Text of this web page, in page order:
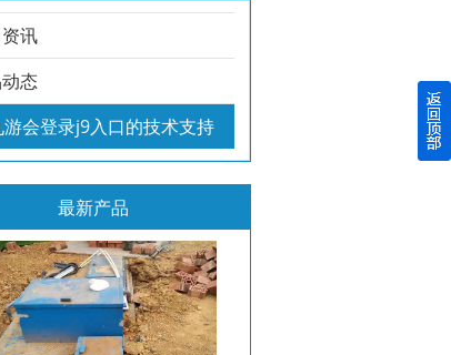
讯
态
会登录j9入口的技术支持
最新产品